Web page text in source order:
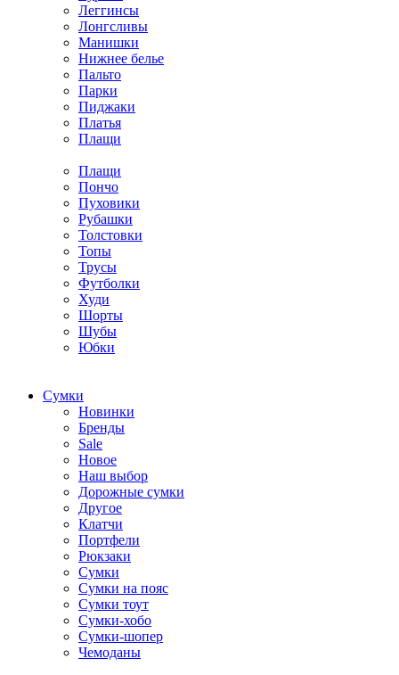
Леггинсы
Лонгсливы
Манишки
Нижнее белье
Пальто
Парки
Пиджаки
Платья
Плащи
Плащи
Пончо
Пуховики
Рубашки
Толстовки
Топы
Трусы
Футболки
Худи
Шорты
Шубы
Юбки
Cумки
Новинки
Бренды
Sale
Новое
Наш выбор
Дорожные сумки
Другое
Клатчи
Портфели
Рюкзаки
Сумки
Сумки на пояс
Сумки тоут
Сумки-хобо
Сумки-шопер
Чемоданы